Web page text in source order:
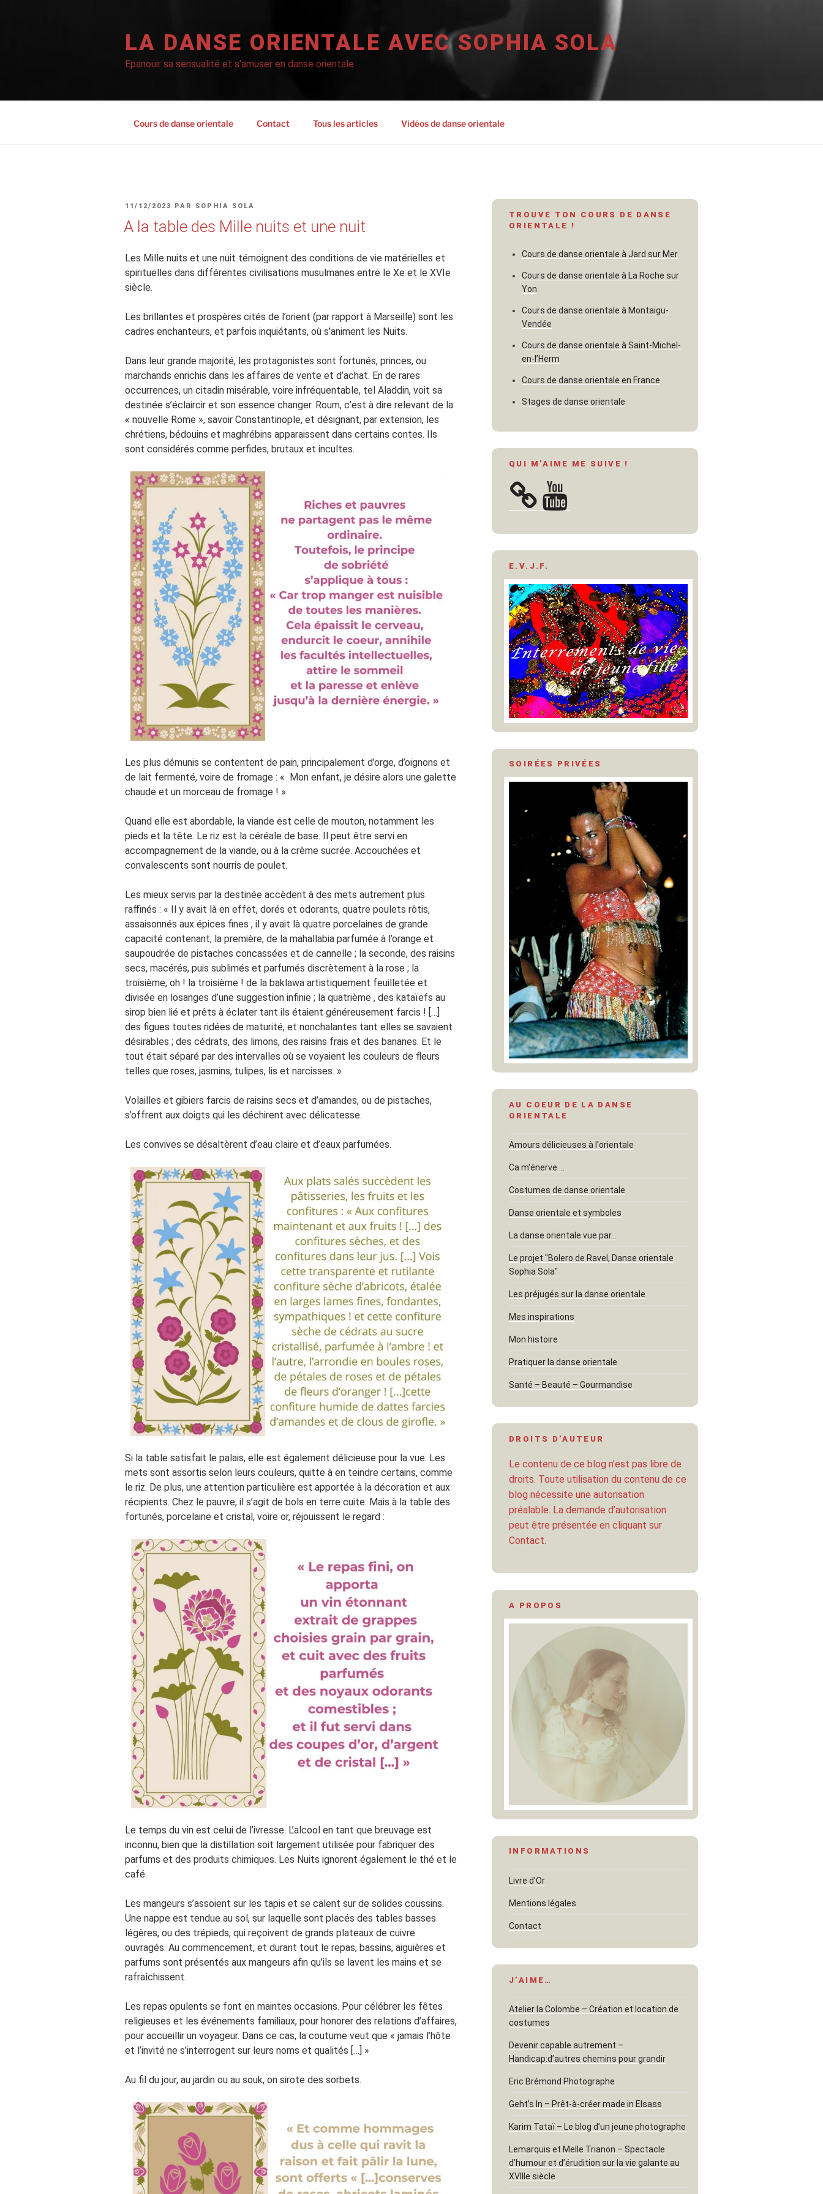
LA DANSE ORIENTALE AVEC SOPHIA SOLA
Epanouir sa sensualité et s'amuser en danse orientale
Cours de danse orientale Contact Tous les articles Vidéos de danse orientale
PUBLIÉ
LE
11/12/2023 PAR SOPHIA SOLA
A la table des Mille nuits et une nuit
Les Mille nuits et une nuit témoignent des conditions de vie matérielles et
spirituelles dans différentes civilisations musulmanes entre le Xe et le XVIe
siècle.
Les brillantes et prospères cités de l’orient (par rapport à Marseille) sont les
cadres enchanteurs, et parfois inquiétants, où s’animent les Nuits.
Dans leur grande majorité, les protagonistes sont fortunés, princes, ou
marchands enrichis dans les affaires de vente et d’achat. En de rares
occurrences, un citadin misérable, voire infréquentable, tel Aladdin, voit sa
destinée s’éclaircir et son essence changer. Roum, c’est à dire relevant de la
« nouvelle Rome », savoir Constantinople, et désignant, par extension, les
chrétiens, bédouins et maghrébins apparaissent dans certains contes. Ils
sont considérés comme perfides, brutaux et incultes.
Les plus démunis se contentent de pain, principalement d’orge, d’oignons et
de lait fermenté, voire de fromage : « Mon enfant, je désire alors une galette
chaude et un morceau de fromage ! »
Quand elle est abordable, la viande est celle de mouton, notamment les
pieds et la tête. Le riz est la céréale de base. Il peut être servi en
accompagnement de la viande, ou à la crème sucrée. Accouchées et
convalescents sont nourris de poulet.
Les mieux servis par la destinée accèdent à des mets autrement plus
raffinés : « Il y avait là en effet, dorés et odorants, quatre poulets rôtis,
assaisonnés aux épices fines ; il y avait là quatre porcelaines de grande
capacité contenant, la première, de la mahallabia parfumée à l’orange et
saupoudrée de pistaches concassées et de cannelle ; la seconde, des raisins
secs, macérés, puis sublimés et parfumés discrètement à la rose ; la
troisième, oh ! la troisième ! de la baklawa artistiquement feuilletée et
divisée en losanges d’une suggestion infinie ; la quatrième , des kataïefs au
sirop bien lié et prêts à éclater tant ils étaient généreusement farcis ! […]
des figues toutes ridées de maturité, et nonchalantes tant elles se savaient
désirables ; des cédrats, des limons, des raisins frais et des bananes. Et le
tout était séparé par des intervalles où se voyaient les couleurs de fleurs
telles que roses, jasmins, tulipes, lis et narcisses. »
Volailles et gibiers farcis de raisins secs et d’amandes, ou de pistaches,
s’offrent aux doigts qui les déchirent avec délicatesse.
Les convives se désaltèrent d’eau claire et d’eaux parfumées.
Si la table satisfait le palais, elle est également délicieuse pour la vue. Les
mets sont assortis selon leurs couleurs, quitte à en teindre certains, comme
le riz. De plus, une attention particulière est apportée à la décoration et aux
récipients. Chez le pauvre, il s’agit de bols en terre cuite. Mais à la table des
fortunés, porcelaine et cristal, voire or, réjouissent le regard :
Le temps du vin est celui de l’ivresse. L’alcool en tant que breuvage est
inconnu, bien que la distillation soit largement utilisée pour fabriquer des
parfums et des produits chimiques. Les Nuits ignorent également le thé et le
café.
Les mangeurs s’assoient sur les tapis et se calent sur de solides coussins.
Une nappe est tendue au sol, sur laquelle sont placés des tables basses
légères, ou des trépieds, qui reçoivent de grands plateaux de cuivre
ouvragés. Au commencement, et durant tout le repas, bassins, aiguières et
parfums sont présentés aux mangeurs afin qu’ils se lavent les mains et se
rafraîchissent.
Les repas opulents se font en maintes occasions. Pour célébrer les fêtes
religieuses et les événements familiaux, pour honorer des relations d’affaires,
pour accueillir un voyageur. Dans ce cas, la coutume veut que « jamais l’hôte
et l’invité ne s’interrogent sur leurs noms et qualités […] »
Au fil du jour, au jardin ou au souk, on sirote des sorbets.
TROUVE TON COURS DE DANSE
ORIENTALE !
Cours de danse orientale à Jard sur Mer
Cours de danse orientale à La Roche sur
Yon
Cours de danse orientale à Montaigu-
Vendée
Cours de danse orientale à Saint-Michel-
en-l’Herm
Cours de danse orientale en France
Stages de danse orientale
QUI M’AIME ME SUIVE !
YouTube
E.V.J.F.
SOIRÉES PRIVÉES
AU COEUR DE LA DANSE
ORIENTALE
Amours délicieuses à l'orientale
Ca m'énerve …
Costumes de danse orientale
Danse orientale et symboles
La danse orientale vue par…
Le projet "Bolero de Ravel, Danse orientale
Sophia Sola"
Les préjugés sur la danse orientale
Mes inspirations
Mon histoire
Pratiquer la danse orientale
Santé – Beauté – Gourmandise
DROITS D’AUTEUR
Le contenu de ce blog n’est pas libre de
droits. Toute utilisation du contenu de ce
blog nécessite une autorisation
préalable. La demande d’autorisation
peut être présentée en cliquant sur
Contact.
A PROPOS
INFORMATIONS
Livre d’Or
Mentions légales
Contact
J’AIME…
Atelier la Colombe – Création et location de
costumes
Devenir capable autrement –
Handicap:d’autres chemins pour grandir
Eric Brémond Photographe
Geht’s In – Prêt-à-créer made in Elsass
Karim Tataï – Le blog d’un jeune photographe
Lemarquis et Melle Trianon – Spectacle
d’humour et d’érudition sur la vie galante au
XVIIIe siècle